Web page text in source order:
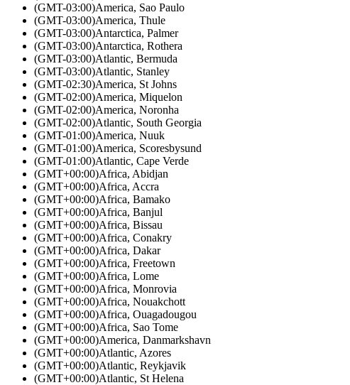
(GMT-03:00)America, Sao Paulo
(GMT-03:00)America, Thule
(GMT-03:00)Antarctica, Palmer
(GMT-03:00)Antarctica, Rothera
(GMT-03:00)Atlantic, Bermuda
(GMT-03:00)Atlantic, Stanley
(GMT-02:30)America, St Johns
(GMT-02:00)America, Miquelon
(GMT-02:00)America, Noronha
(GMT-02:00)Atlantic, South Georgia
(GMT-01:00)America, Nuuk
(GMT-01:00)America, Scoresbysund
(GMT-01:00)Atlantic, Cape Verde
(GMT+00:00)Africa, Abidjan
(GMT+00:00)Africa, Accra
(GMT+00:00)Africa, Bamako
(GMT+00:00)Africa, Banjul
(GMT+00:00)Africa, Bissau
(GMT+00:00)Africa, Conakry
(GMT+00:00)Africa, Dakar
(GMT+00:00)Africa, Freetown
(GMT+00:00)Africa, Lome
(GMT+00:00)Africa, Monrovia
(GMT+00:00)Africa, Nouakchott
(GMT+00:00)Africa, Ouagadougou
(GMT+00:00)Africa, Sao Tome
(GMT+00:00)America, Danmarkshavn
(GMT+00:00)Atlantic, Azores
(GMT+00:00)Atlantic, Reykjavik
(GMT+00:00)Atlantic, St Helena